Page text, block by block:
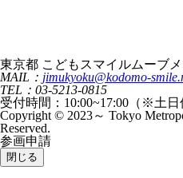
東京都 こどもスマイルムーブ
MAIL： jimukyoku@kodomo-
TEL：03-5213-0815
受付時間：10:00~17:00（※土日
Copyright © 2023～ Tokyo
Reserved.
参画申請
閉じる